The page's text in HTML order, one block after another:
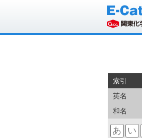
索引
英名
和名
あ い